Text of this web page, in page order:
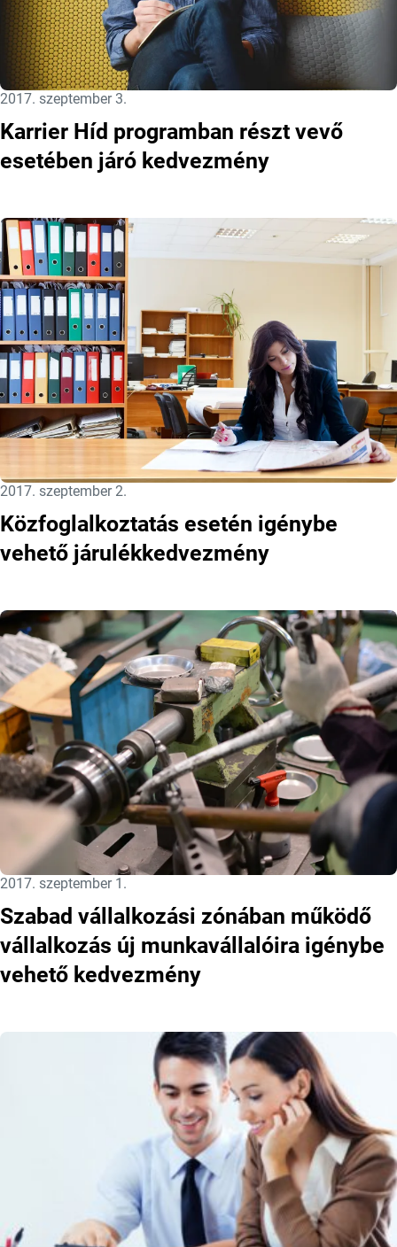
Közzétéve:
2017. szeptember 3.
Karrier Híd programban részt vevő
esetében járó kedvezmény
Közzétéve:
2017. szeptember 2.
Közfoglalkoztatás esetén igénybe
vehető járulékkedvezmény
Közzétéve:
2017. szeptember 1.
Szabad vállalkozási zónában működő
vállalkozás új munkavállalóira igénybe
vehető kedvezmény